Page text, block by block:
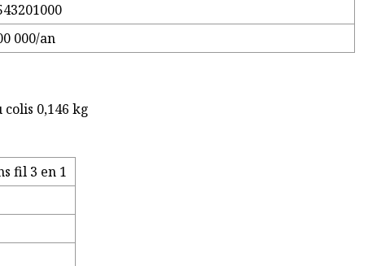
000/an
0,146 kg
fil 3 en 1